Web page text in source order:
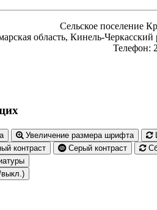
Сельское поселение
область, Кинель-
Телефон:
Увеличение размера шрифта
контраст Серый контраст
выкл.)